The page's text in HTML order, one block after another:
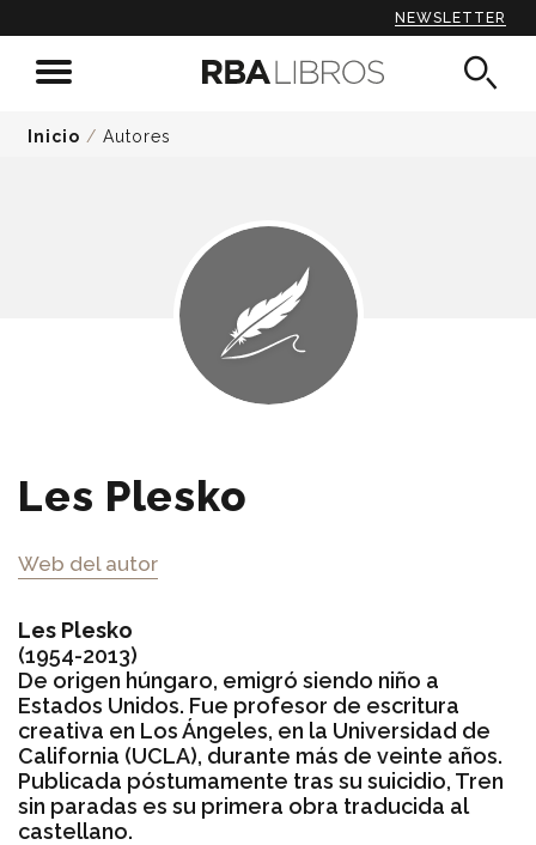
NEWSLETTER
Inicio / Autores
Les Plesko
Web del autor
Les Plesko
(1954-2013)
De origen húngaro, emigró siendo niño a
Estados Unidos. Fue profesor de escritura
creativa en Los Ángeles, en la Universidad de
California (UCLA), durante más de veinte años.
Publicada póstumamente tras su suicidio, Tren
sin paradas es su primera obra traducida al
castellano.